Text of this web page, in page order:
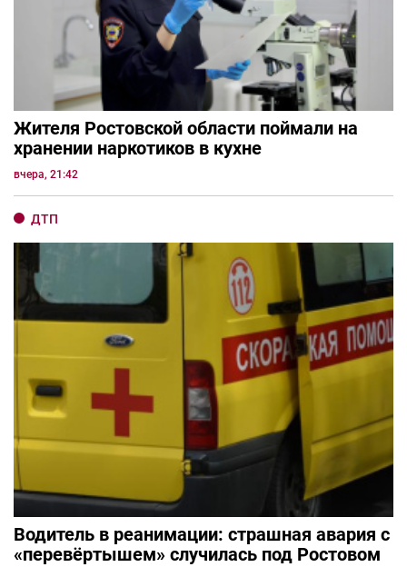
Жителя Ростовской области поймали на
хранении наркотиков в кухне
вчера, 21:42
ДТП
Водитель в реанимации: страшная авария с
«перевёртышем» случилась под Ростовом